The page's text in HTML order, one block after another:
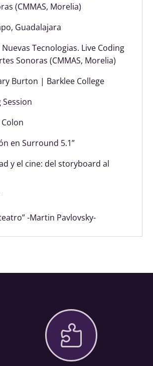
(CMMAS, Morelia)
Guadalajara
Tecnologias. Live Coding
Sonoras (CMMAS, Morelia)
Burton | Barklee College
en Surround 5.1”
y el cine: del storyboard al
-Martin Pavlovsky-
